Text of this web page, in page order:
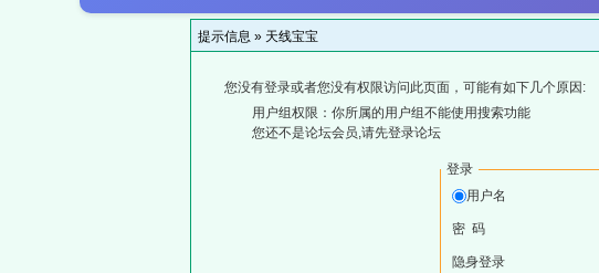
提示信息 » 天线宝宝
您没有登录或者您没有权限访问此页面，可能有如下几个原因:
用户组权限：你所属的用户组不能使用搜索功能
您还不是论坛会员,请先登录论坛
登录
用户名
密 码
隐身登录